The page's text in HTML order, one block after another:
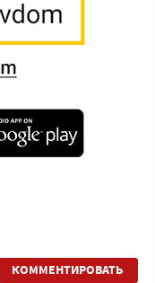
КОММЕНТИРОВАТЬ